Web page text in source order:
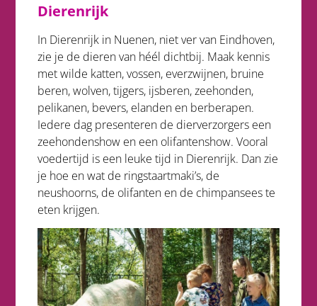
Dierenrijk
In Dierenrijk in Nuenen, niet ver van Eindhoven,
zie je de dieren van héél dichtbij. Maak kennis
met wilde katten, vossen, everzwijnen, bruine
beren, wolven, tijgers, ijsberen, zeehonden,
pelikanen, bevers, elanden en berberapen.
Iedere dag presenteren de dierverzorgers een
zeehondenshow en een olifantenshow. Vooral
voedertijd is een leuke tijd in Dierenrijk. Dan zie
je hoe en wat de ringstaartmaki’s, de
neushoorns, de olifanten en de chimpansees te
eten krijgen.